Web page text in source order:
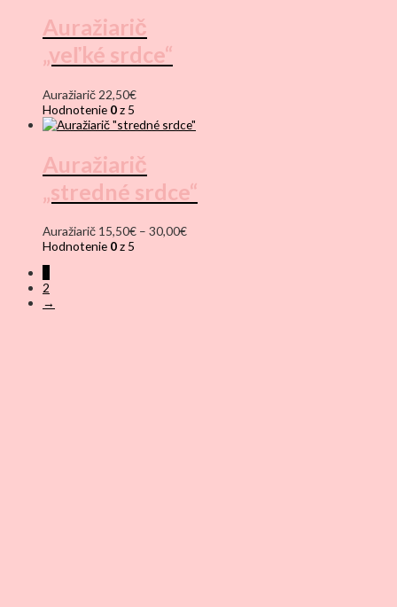
Auražiarič
„veľké srdce“
Auražiarič 22,50€
Hodnotenie 0z 5
Auražiarič
„stredné srdce“
Auražiarič 15,50€ – 30,00€Price
Hodnotenie 0z 5
2
→